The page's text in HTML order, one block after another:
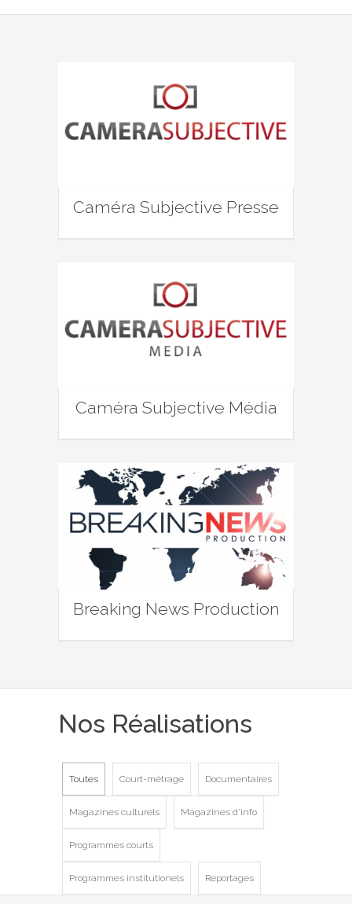
Caméra Subjective Presse
Caméra Subjective Média
Breaking News Production
Nos Réalisations
Toutes Court-métrage Documentaires
Magazines culturels Magazines d'info
Programmes courts
Programmes institutionels Reportages